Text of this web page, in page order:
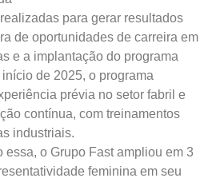
para gerar resultados
de oportunidades de carreira em
e a implantação do programa
de 2025, o programa
prévia no setor fabril e
contínua, com treinamentos
industriais.
essa, o Grupo Fast ampliou em 3
feminina em seu